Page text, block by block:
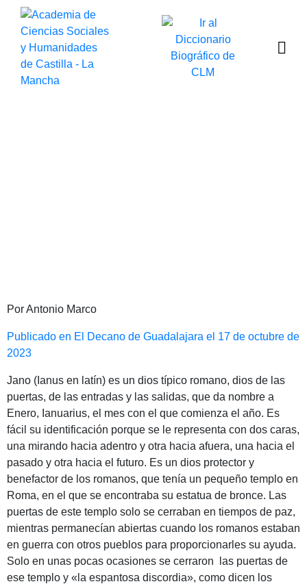
Por Antonio Marco
Publicado en El Decano de Guadalajara el 17 de octubre de
2023
Jano (Ianus en latín) es un dios típico romano, dios de las
puertas, de las entradas y las salidas, que da nombre a
Enero, Ianuarius, el mes con el que comienza el año. Es
fácil su identificación porque se le representa con dos caras,
una mirando hacia adentro y otra hacia afuera, una hacia el
pasado y otra hacia el futuro. Es un dios protector y
benefactor de los romanos, que tenía un pequeño templo en
Roma, en el que se encontraba su estatua de bronce. Las
puertas de este templo solo se cerraban en tiempos de paz,
mientras permanecían abiertas cuando los romanos estaban
en guerra con otros pueblos para proporcionarles su ayuda.
Solo en unas pocas ocasiones se cerraron las puertas de
ese templo y «la espantosa discordia», como dicen los